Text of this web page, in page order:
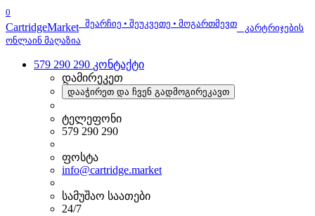
0
CartridgeMarket შეარჩიე • შეუკვეთე • მოგართმევთ
კარტრიჯების
ონლაინ მაღაზია
579 290 290 კონტაქტი
დამირეკეთ
დააჭირეთ და ჩვენ გადმოგირეკავთ
ტელეფონი
579 290 290
ფოსტა
info@cartridge.market
სამუშაო საათები
24/7